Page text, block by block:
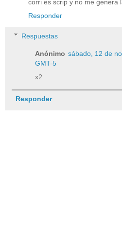
corri es scrip y no me genera
Responder
Respuestas
Anónimo sábado, 12 de
GMT-5
x2
Responder